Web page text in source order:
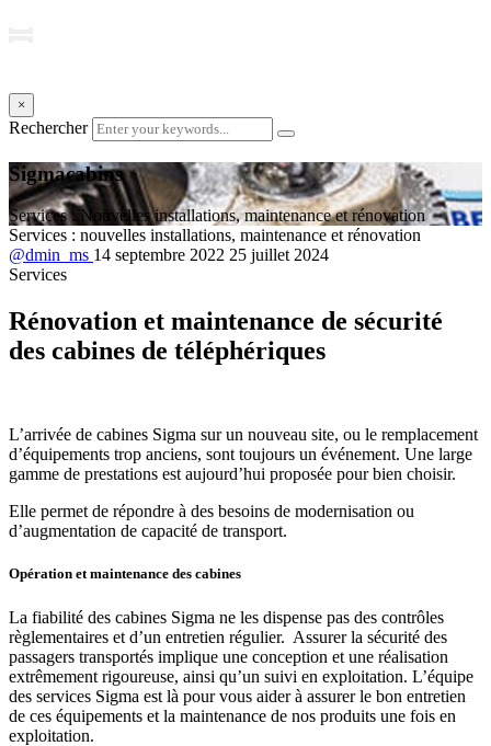
×
Rechercher
Sigmacabins
Services : Nouvelles installations, maintenance et rénovation
Services : nouvelles installations, maintenance et rénovation
@dmin_ms 14 septembre 2022 25 juillet 2024
Services
Rénovation et maintenance de sécurité
des cabines de téléphériques
L’arrivée de cabines Sigma sur un nouveau site, ou le remplacement
d’équipements trop anciens, sont toujours un événement. Une large
gamme de prestations est aujourd’hui proposée pour bien choisir.
Elle permet de répondre à des besoins de modernisation ou
d’augmentation de capacité de transport.
Opération et maintenance des cabines
La fiabilité des cabines Sigma ne les dispense pas des contrôles
règlementaires et d’un entretien régulier. Assurer la sécurité des
passagers transportés implique une conception et une réalisation
extrêmement rigoureuse, ainsi qu’un suivi en exploitation. L’équipe
des services Sigma est là pour vous aider à assurer le bon entretien
de ces équipements et la maintenance de nos produits une fois en
exploitation.